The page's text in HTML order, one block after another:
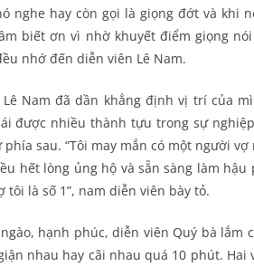
nghe hay còn gọi là giọng đớt và khi
biết ơn vì nhờ khuyết điểm giọng
nhớ đến diễn viên Lê Nam.
Nam đã dần khẳng định vị trí của
được nhiều thành tựu trong sự
sau. “Tôi may mắn có một người
hết lòng ủng hộ và sẵn sàng làm hậu
là số 1”, nam diễn viên bày tỏ.
hạnh phúc, diễn viên Quý bà lắm
nhau hay cãi nhau quá 10 phút. Hai